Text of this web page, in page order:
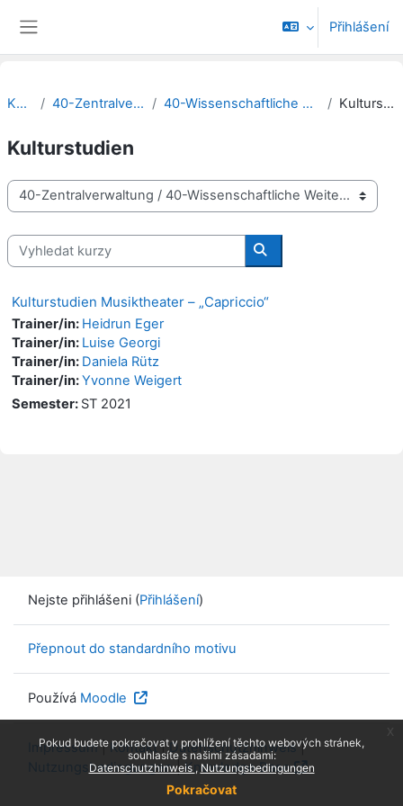
Pokud budete pokračovat v prohlížení těchto webových stránek,
souhlasíte s našimi zásadami:
Datenschutzhinweis
Nutzungsbedingungen
Pokračovat
Přihlášení
Kurzy 40-Zentralverwaltung 40-Wissenschaftliche Weiterbildung Kulturstudien
Kulturstudien
Kategorie kurzů
Vyhledat kurzy
Vyhledat kurzy
Kulturstudien Musiktheater – „Capriccio“
Trainer/in: Heidrun Eger
Trainer/in: Luise Georgi
Trainer/in: Daniela Rütz
Trainer/in:Yvonne Weigert
Semester: ST 2021
Nejste přihlášeni (Přihlášení)
Přepnout do standardního motivu
Používá Moodle
Impressum|Kontakt|Datenschutzhinweis|
Nutzungsbedingungen|Knowledge Base